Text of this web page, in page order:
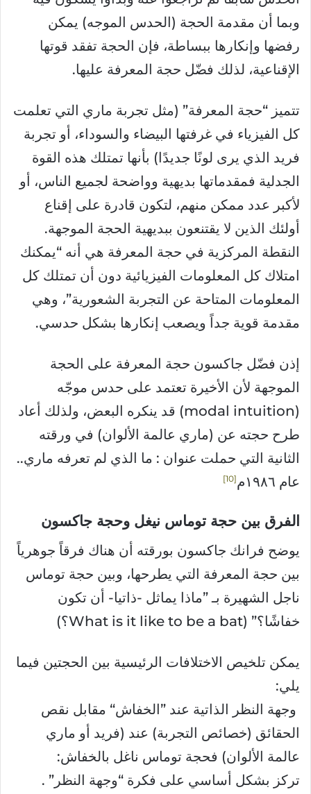
وبما أن مقدمة الحجة (الحدس الموجه) يمكن
رفضها وإنكارها ببساطة، فإن الحجة تفقد قوتها
الإقناعية، لذلك فضّل حجة المعرفة عليها.
تتميز “حجة المعرفة” (مثل تجربة ماري التي تعلمت
كل الفيزياء في غرفتها البيضاء والسوداء، أو تجربة
فريد الذي يرى لونًا جديدًا) بأنها تمتلك هذه القوة
الجدلية فمقدماتها بديهية وواضحة لجميع الناس، أو
لأكبر عدد ممكن منهم، لتكون قادرة على إقناع
أولئك الذين لا يقتنعون ببديهية الحجة الموجهة.
النقطة المركزية في حجة المعرفة هي أنه “يمكنك
امتلاك كل المعلومات الفيزيائية دون أن تمتلك كل
المعلومات المتاحة عن التجربة الشعورية”، وهي
مقدمة قوية جداً ويصعب إنكارها بشكل حدسي.
إذن فضّل جاكسون حجة المعرفة على الحجة
الموجهة لأن الأخيرة تعتمد على حدس موجّه
(modal intuition) قد ينكره البعض، ولذلك أعاد
طرح حجته عن (ماري عالمة الألوان) في ورقته
الثانية التي حملت عنوان : ما الذي لم تعرفه ماري..
عام ١٩٨٦م
10
الفرق بين حجة توماس نيغل وحجة جاكسون
يوضح فرانك جاكسون بورقته أن هناك فرقاً جوهرياً
بين حجة المعرفة التي يطرحها، وبين حجة توماس
ناجل الشهيرة بـ ”ماذا يماثل -ذاتيا- أن تكون
خفاشًا؟” (What is it like to be a bat؟)
يمكن تلخيص الاختلافات الرئيسية بين الحجتين فيما
يلي:
وجهة النظر الذاتية عند ”الخفاش“ مقابل نقص
الحقائق (خصائص التجربة) عند (فريد أو ماري
عالمة الألوان) فحجة توماس ناغل بالخفاش:
تركز بشكل أساسي على فكرة “وجهة النظر” .